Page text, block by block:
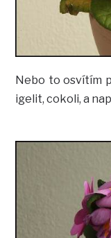
Nebo to osvítím
igelit, cokoli, a